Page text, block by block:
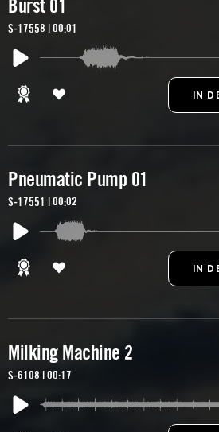
Burst 01
S-17558 | 00:01
Pneumatic Pump 01
S-17551 | 00:02
Milking Machine 2
S-6108 | 00:17